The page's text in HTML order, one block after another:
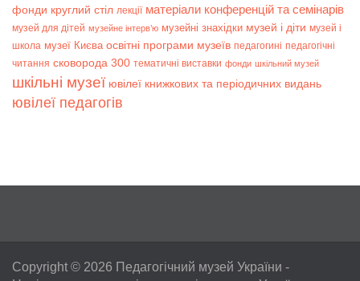
фонди круглий стіл лекції матеріали конференцій та семінарів
музей для дітей музейне інтерв’ю музейні знахідки музей і діти музей і
школа музеї Києва освітні програми музеїв педагогині педагогічні
читання сковорода 300 тематичні виставки фонди шкільний музей
шкільні музеї ювілеї книжкових та періодичних видань
ювілеї педагогів
Copyright © 2026 Педагогічний музей України -